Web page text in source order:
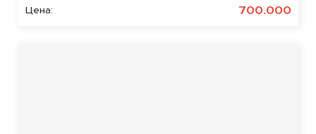
Цена: 700.000